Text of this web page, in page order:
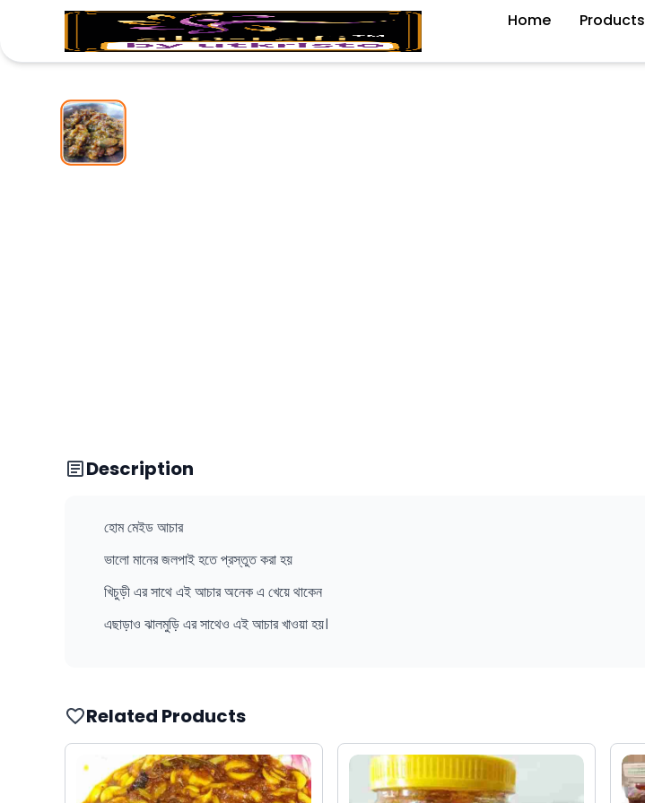
Home Products
Description
হোম মেইড আচার
ভালো মানের জলপাই হতে প্রস্তুত করা হয়
খিচুড়ী এর সাথে এই আচার অনেক এ খেয়ে থাকেন
এছাড়াও ঝালমুড়ি এর সাথেও এই আচার খাওয়া হয়।
Related Products